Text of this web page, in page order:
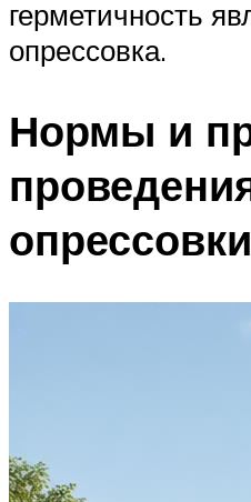
герметичность
опрессовка.
Нормы и
опрессовки